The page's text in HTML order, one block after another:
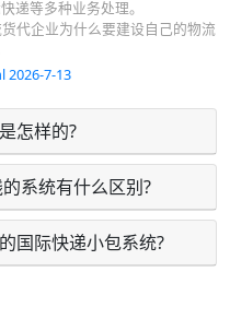
递等多种业务处理。
代企业为什么要建设自己的物流
2026-7-13
怎样的?
系统有什么区别?
国际快递小包系统?